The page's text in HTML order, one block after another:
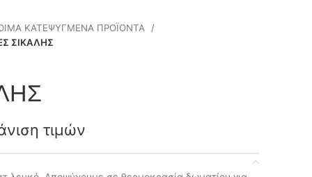
ΚΑΤΕΨΥΓΜΕΝΑ ΠΡΟΪΟΝΤΑ
ΣΙΚΑΛΗΣ
τιμών